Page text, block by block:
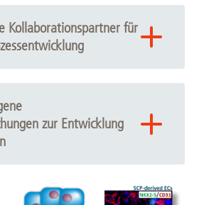
Kollaborationspartner für
Selen Cremaschi (Auburn
(Hamburg, Germany)
(Darmstadt, Germany)
Instruments (Hamburg, Germany)
zur Entwicklung
articles/s41596-021-00654-7